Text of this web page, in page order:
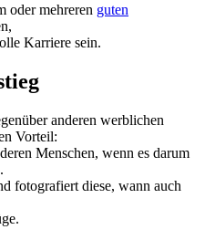
oder mehreren guten
Karriere sein.
anderen werblichen
Vorteil:
Menschen, wenn es darum
fotografiert diese, wann auch